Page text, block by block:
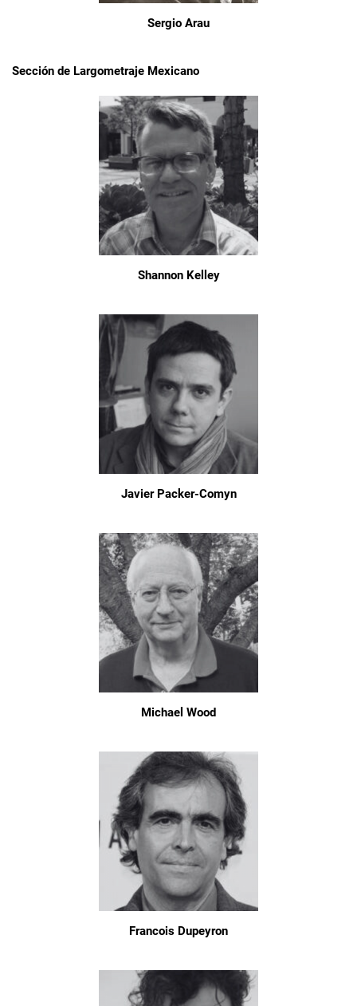
Sergio Arau
Sección de Largometraje Mexicano
Shannon Kelley
Javier Packer-Comyn
Michael Wood
Francois Dupeyron